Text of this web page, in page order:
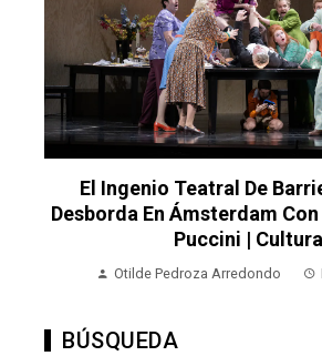
El Ingenio Teatral De
Desborda En Ámsterdam Con
Puccini | Cultura
Otilde Pedroza Arredondo
BÚSQUEDA